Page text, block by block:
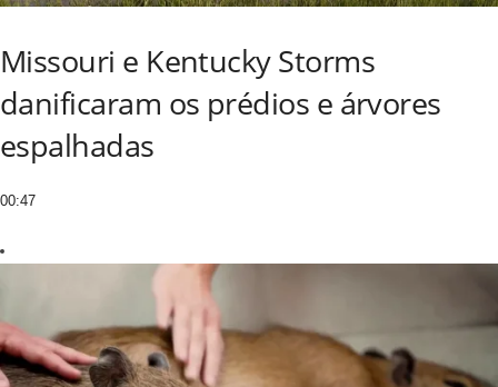
Missouri e Kentucky Storms
danificaram os prédios e árvores
espalhadas
00:47